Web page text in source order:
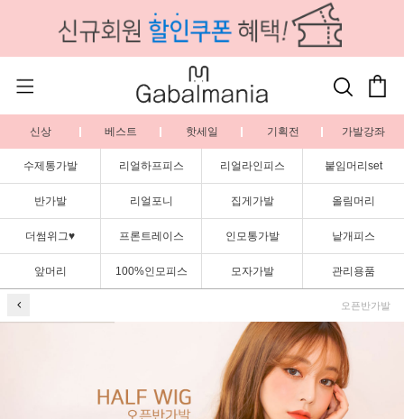
신상 베스트 핫세일 기획전 가발강좌
수제통가발 리얼하프피스 리얼라인피스 붙임머리set
반가발 리얼포니 집게가발 올림머리
더썸위그♥ 프론트레이스 인모통가발 낱개피스
앞머리 100%인모피스 모자가발 관리용품
오픈반가발